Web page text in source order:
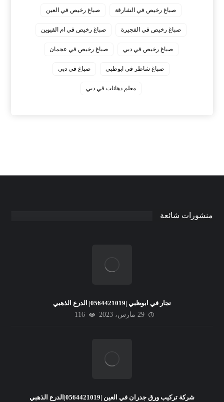
صباغ رخيص في الشارقة صباغ رخيص في العين
صباغ رخيص في الفجيرة صباغ رخيص في ام القيوين
صباغ رخيص في دبي صباغ رخيص في عجمان
صباغ شاطر في ابوظبي صباغ في دبي
معلم دهانات في دبي
منشورات شائعة
نجار في ابوظبي |0564421019| الدرع الذهبي
29 مارس، 2023
116
شركة تركيب ورق جدران في العين |0564421019|الدرع الذهبي